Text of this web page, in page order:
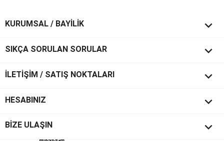
KURUMSAL / BAYİLİK 
SIKÇA SORULAN SORULAR 
İLETİŞİM / SATIŞ NOKTALARI 
HESABINIZ 
BİZE ULAŞIN keyboard_arrow_down